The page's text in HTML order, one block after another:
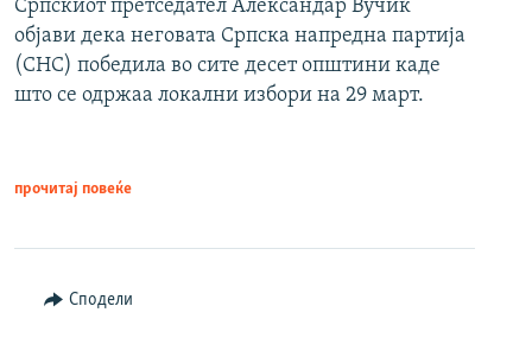
Српскиот претседател Александар Вучиќ
објави дека неговата Српска напредна партија
(СНС) победила во сите десет општини каде
што се одржаа локални избори на 29 март.
прочитај повеќе
Сподели